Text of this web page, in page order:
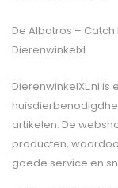
De Albatros – Catch
Dierenwinkelxl
DierenwinkelXL.nl
artikelen. De
producten,
goede service en